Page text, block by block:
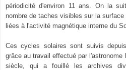
périodicité d'environ 11 ans. On la
nombre de taches visibles sur la
liées à l'activité magnétique interne du
Ces cycles solaires sont suivis
grâce au travail effectué par l'astronome
siècle, qui a fouillé les archives